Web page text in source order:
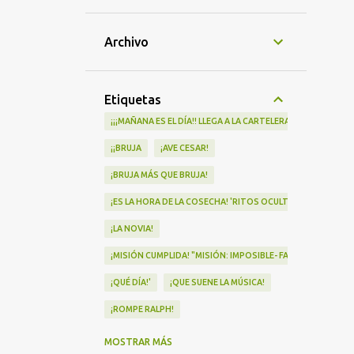
Archivo
Etiquetas
¡¡¡MAÑANA ES EL DÍA!! LLEGA A LA CARTELERA "MAD HEIDI"
¡¡BRUJA ¡AVE CESAR!
¡BRUJA MÁS QUE BRUJA!
¡ES LA HORA DE LA COSECHA! 'RITOS OCULTOS' LLEGA A
¡LA NOVIA!
¡MISIÓN CUMPLIDA! "MISIÓN: IMPOSIBLE- FALLOUT" Nº1 EN
¡QUÉ DÍA!' ¡QUE SUENE LA MÚSICA!
¡ROMPE RALPH!
¡VA POR NOSOTRAS!
MOSTRAR MÁS